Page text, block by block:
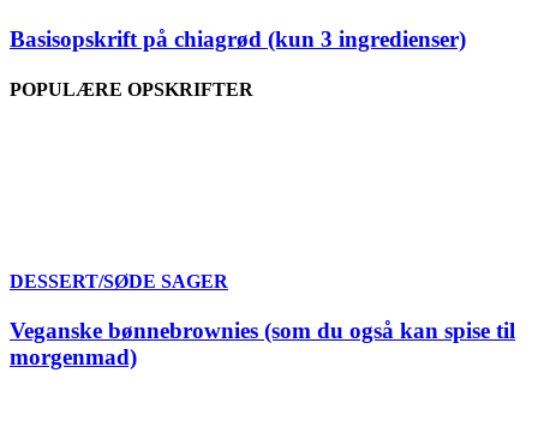
Basisopskrift på chiagrød (kun 3 ingredienser)
POPULÆRE OPSKRIFTER
DESSERT/SØDE SAGER
Veganske bønnebrownies (som du også kan spise til
morgenmad)